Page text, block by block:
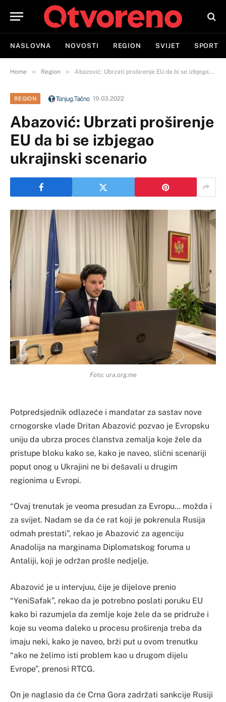
NASLOVNA NOVOSTI REGION SVIJET SPORT
Home » Region » Abazović: Ubrzati proširenje EU da bi se izbjegao ukrajinski scenario
REGION 19.03.2022
Abazović: Ubrzati proširenje
EU da bi se izbjegao
ukrajinski scenario
Foto: ura.org.me
Potpredsjednik odlazeće i mandatar za sastav nove
crnogorske vlade Dritan Abazović pozvao je Evropsku
uniju da ubrza proces članstva zemalja koje žele da
pristupe bloku kako se, kako je naveo, slični scenariji
poput onog u Ukrajini ne bi dešavali u drugim
regionima u Evropi.
“Ovaj trenutak je veoma presudan za Evropu… možda i
za svijet. Nadam se da će rat koji je pokrenula Rusija
odmah prestati”, rekao je Abazović za agenciju
Anadolija na marginama Diplomatskog foruma u
Antaliji, koji je održan prošle nedjelje.
Abazović je u intervjuu, čije je dijelove prenio
“YeniSafak”, rekao da je potrebno poslati poruku EU
kako bi razumjela da zemlje koje žele da se pridruže i
koje su veoma daleko u procesu proširenja treba da
imaju neki, kako je naveo, brži put u ovom trenutku
“ako ne želimo isti problem kao u drugom dijelu
Evrope”, prenosi RTCG.
On je naglasio da će Crna Gora zadržati sankcije Rusiji